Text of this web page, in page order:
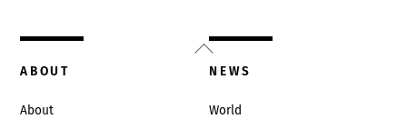
Back
To
ABOUT
About
NEWS
World